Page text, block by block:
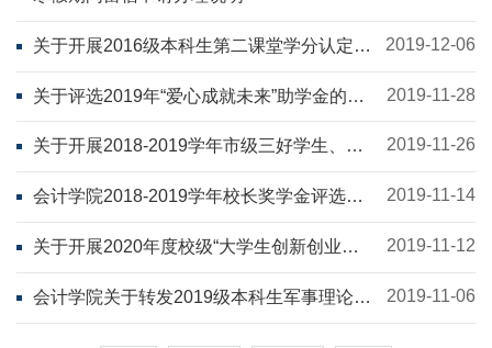
关于开展2016级本科生第二课堂学分认定的
通知
2019-12-06
关于评选2019年“爱心成就未来”助学金的通
知
2019-11-28
关于开展2018-2019学年市级三好学生、优
秀学生干部、 先进班集体评选工作的通知
2019-11-26
会计学院2018-2019学年校长奖学金评选通
知
2019-11-14
关于开展2020年度校级“大学生创新创业训
练计划”项目申报工作的通知
2019-11-12
会计学院关于转发2019级本科生军事理论课
考试的通知
2019-11-06